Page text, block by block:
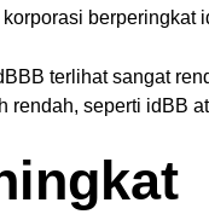
terlihat sangat
seperti idBB